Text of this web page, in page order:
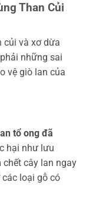
Than Củi
củi và xơ dừa
những sai
vệ giò lan của
tổ ong đã
hại như lưu
chết cây lan ngay
loại gỗ có